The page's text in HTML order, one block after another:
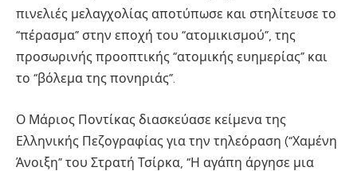
πινελιές μελαγχολίας αποτύπωσε και στηλίτευσε το
“πέρασμα” στην εποχή του “ατομικισμού”, της
προσωρινής προοπτικής “ατομικής ευημερίας” και
το “βόλεμα της πονηριάς”.
Ο Μάριος Ποντίκας διασκεύασε κείμενα της
Ελληνικής Πεζογραφίας για την τηλεόραση (“Χαμένη
Άνοιξη” του Στρατή Τσίρκα, “Η αγάπη άργησε μια